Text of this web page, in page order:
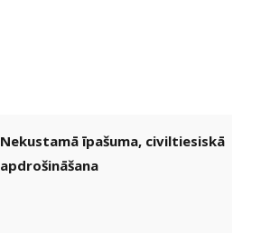
Nekustamā īpašuma, civiltiesiskā
apdrošināšana